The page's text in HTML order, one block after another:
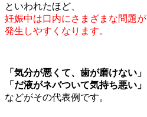
といわれたほど、
妊娠中は口内にさまざまな問題が
発生しやすくなります。
「気分が悪くて、歯が磨けない」
「だ液がネバついて気持ち悪い」
などがその代表例です。